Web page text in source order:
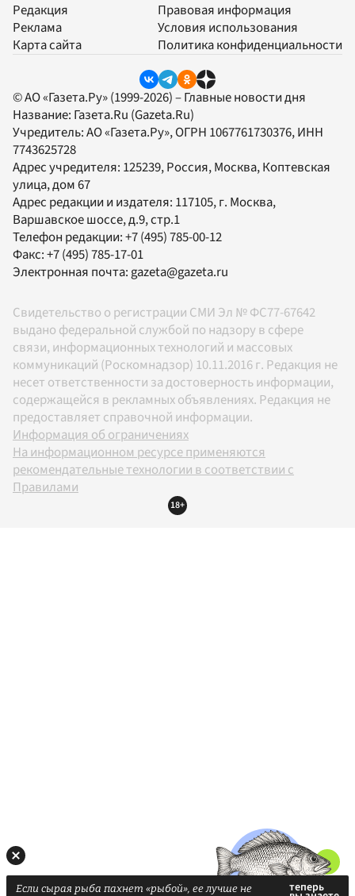
Редакция
Реклама
Карта сайта
Правовая информация
Условия использования
Политика конфиденциальности
© АО «Газета.Ру» (1999-2026) – Главные новости дня
Название: Газета.Ru (Gazeta.Ru)
Учредитель:АО «Газета.Ру», ОГРН 1067761730376, ИНН
7743625728
Адрес учредителя: 125239, Россия, Москва, Коптевская
улица, дом 67
Адрес редакции и издателя: 117105, г. Москва,
Варшавское шоссе, д.9, стр.1
Телефон редакции:+7 (495) 785-00-12
Факс:+7 (495) 785-17-01
Электронная почта:gazeta@gazeta.ru
Свидетельство о регистрации СМИ Эл № ФС77-67642
выдано федеральной службой по надзору в сфере
связи, информационных технологий и массовых
коммуникаций (Роскомнадзор) 10.11.2016 г. Редакция не
несет ответственности за достоверность информации,
содержащейся в рекламных объявлениях. Редакция не
предоставляет справочной информации.
Информация об ограничениях
На информационном ресурсе применяются
рекомендательные технологии в соответствии с
Правилами
18+
Если сырая рыба пахнет «рыбой», ее лучше не